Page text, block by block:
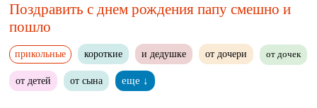
Поздравить с днем рождения папу смешно и
пошло
прикольные короткие и дедушке от дочери от дочек
от детей от сына еще ↓